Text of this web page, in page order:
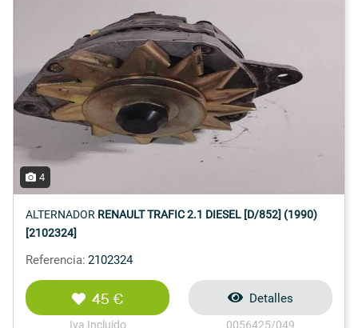
4
ALTERNADOR RENAULT TRAFIC 2.1 DIESEL [D/852] (1990)
[2102324]
Referencia: 2102324
45 €
Iva Incluido
Detalles
0056425/049